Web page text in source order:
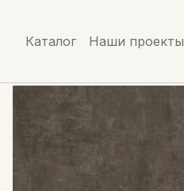
Каталог Наши проекты